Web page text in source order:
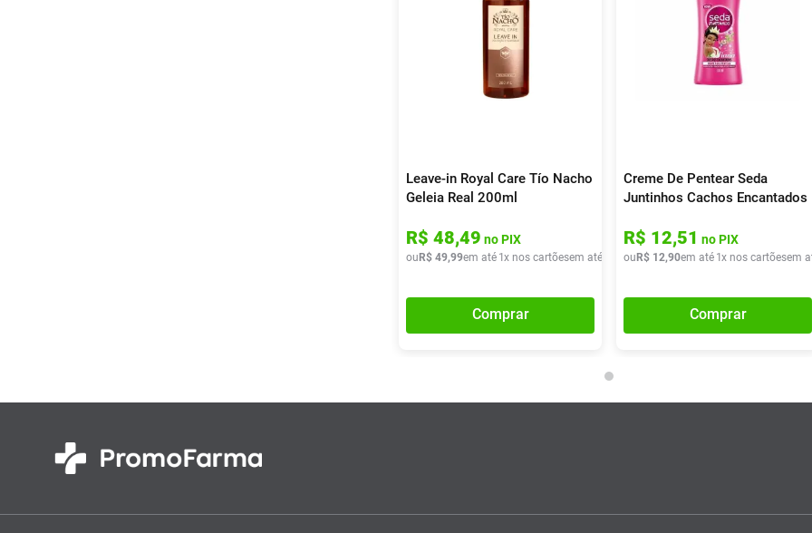
Leave-in Royal Care Tío Nacho
Geleia Real 200ml
R$ 48,49 no PIX
ou R$ 49,99em até 1x nos cartõesem até x deR$ 49,99
Comprar
Creme De Pentear Seda
Juntinhos Cachos Encantados
R$ 12,51 no PIX
ou R$ 12,90em até 1x nos cartõesem
Comprar